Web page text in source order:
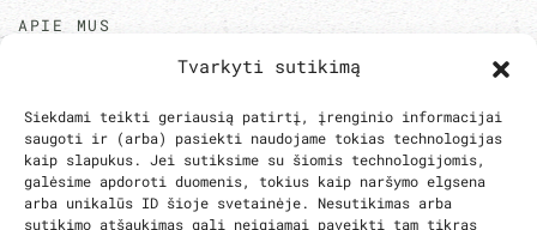
Tvarkyti sutikimą
Siekdami teikti geriausią patirtį, įrenginio informacijai
saugoti ir (arba) pasiekti naudojame tokias technologijas
kaip slapukus. Jei sutiksime su šiomis technologijomis,
galėsime apdoroti duomenis, tokius kaip naršymo elgsena
arba unikalūs ID šioje svetainėje. Nesutikimas arba
sutikimo atšaukimas gali neigiamai paveikti tam tikras
APIE MUS
©2026Slėnio Vilos.Visos teisės saugomos. Sukurta
su gamtos įkvėpimu.